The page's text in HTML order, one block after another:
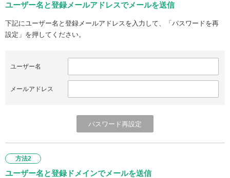
ユーザー名と登録メールアドレスでメールを送信
下記にユーザー名と登録メールアドレスを入力して、「パスワードを再
設定」を押してください。
ユーザー名
メールアドレス
方法2
ユーザー名と登録ドメインでメールを送信